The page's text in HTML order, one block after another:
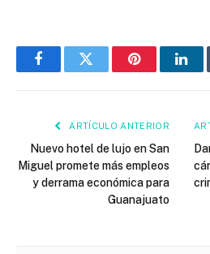
FacebookTwitter Pinterest
ARTÍCULO ANTERIOR
Nuevo hotel de lujo en San
Miguel promete más empleos
y derrama económica para
Guanajuato